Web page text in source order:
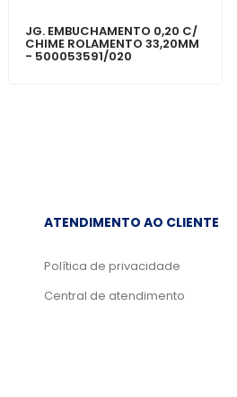
JG. EMBUCHAMENTO 0,20 C/
CHIME ROLAMENTO 33,20MM
- 500053591/020
ATENDIMENTO AO CLIENTE
Política de privacidade
Central de atendimento